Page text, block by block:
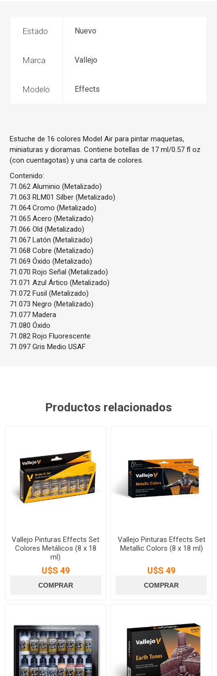
Estado Nuevo
Marca Vallejo
Modelo Effects
Estuche de 16 colores Model Air para pintar maquetas,
miniaturas y dioramas. Contiene botellas de 17 ml/0.57 fl oz
(con cuentagotas) y una carta de colores.
Contenido:
71.062 Aluminio (Metalizado)
71.063 RLM01 Silber (Metalizado)
71.064 Cromo (Metalizado)
71.065 Acero (Metalizado)
71.066 Old (Metalizado)
71.067 Latón (Metalizado)
71.068 Cobre (Metalizado)
71.069 Óxido (Metalizado)
71.070 Rojo Señal (Metalizado)
71.071 Azul Ártico (Metalizado)
71.072 Fusil (Metalizado)
71.073 Negro (Metalizado)
71.077 Madera
71.080 Óxido
71.082 Rojo Fluorescente
71.097 Gris Medio USAF
Productos relacionados
Vallejo Pinturas Effects Set
Colores Metálicos (8 x 18
ml)
U$S 49
Vallejo Pinturas Effects Set
Metallic Colors (8 x 18 ml)
U$S 49